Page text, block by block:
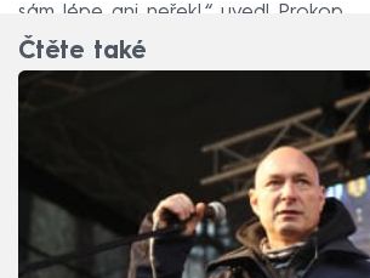
sám lépe ani neřekl,“ uvedl Prokop.
Čtěte také